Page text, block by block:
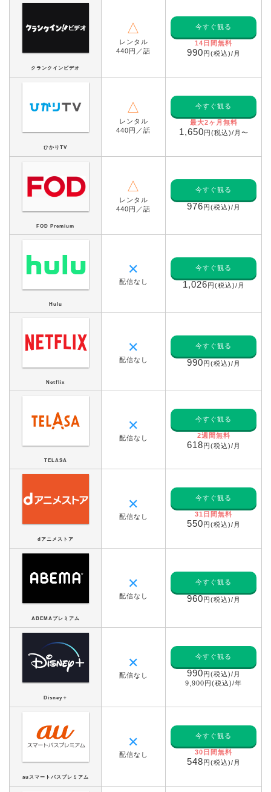
クランクインビデオ
△
レンタル
440円／話
今すぐ観る
14日間無料
990円(税込)/月
ひかりTV
△
レンタル
440円／話
今すぐ観る
最大2ヶ月無料
1,650円(税込)/月〜
FOD Premium
△
レンタル
440円／話
今すぐ観る
976円(税込)/月
Hulu
✕
配信なし
今すぐ観る
1,026円(税込)/月
Netflix
✕
配信なし
今すぐ観る
990円(税込)/月
TELASA
✕
配信なし
今すぐ観る
2週間無料
618円(税込)/月
dアニメストア
✕
配信なし
今すぐ観る
31日間無料
550円(税込)/月
ABEMAプレミアム
✕
配信なし
今すぐ観る
960円(税込)/月
Disney＋
✕
配信なし
今すぐ観る
990円(税込)/月
9,900円(税込)/年
auスマートパスプレミアム
✕
配信なし
今すぐ観る
30日間無料
548円(税込)/月